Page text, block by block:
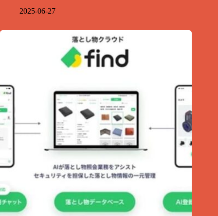
2025-06-27